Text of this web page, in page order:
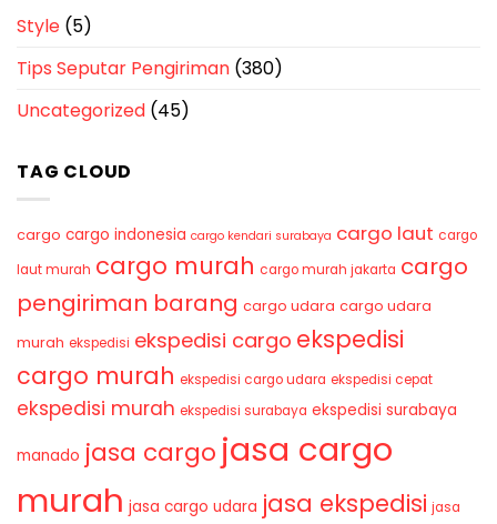
Style (5)
Tips Seputar Pengiriman (380)
Uncategorized (45)
TAG CLOUD
cargo cargo indonesia cargo kendari surabaya cargo laut cargo
laut murah cargo murah cargo murah jakarta cargo
pengiriman barang cargo udara cargo udara
murah ekspedisi ekspedisi cargo ekspedisi
cargo murah ekspedisi cargo udara ekspedisi cepat
ekspedisi murah ekspedisi surabaya ekspedisi surabaya
manado jasa cargo jasa cargo
murah jasa cargo udara jasa ekspedisi jasa